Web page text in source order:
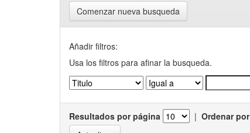
Comenzar nueva busqueda
Añadir filtros:
Usa los filtros para afinar la busqueda.
Resultados por página | Ordenar por